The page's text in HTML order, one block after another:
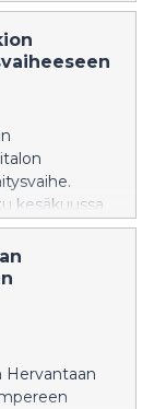
kesäkuussa
Hervantaan